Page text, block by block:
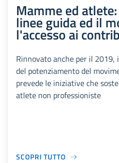
Mamme ed
linee guida ed il
l'accesso ai
Rinnovato anche per il 2019,
del potenziamento del
prevede le iniziative che
atlete non professioniste
SCOPRI TUTTO